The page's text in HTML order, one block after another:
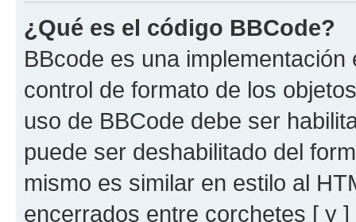
¿Qué es el código BBCode?
BBcode es una
control de formato de los
uso de BBCode debe ser
puede ser deshabilitado del
mismo es similar en estilo al
encerrados entre corchetes [ y